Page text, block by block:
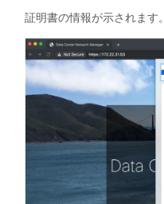
証明書の情報が示されます。